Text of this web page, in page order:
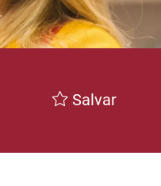
Salvar